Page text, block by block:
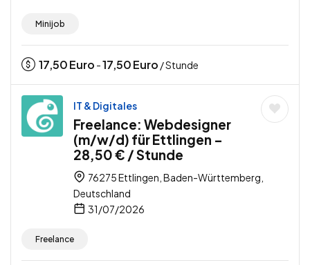
Minijob
17,50Euro -17,50Euro / Stunde
IT & Digitales
Freelance: Webdesigner
(m/w/d) für Ettlingen –
28,50 € / Stunde
76275 Ettlingen, Baden-Württemberg,
Deutschland
31/07/2026
Freelance